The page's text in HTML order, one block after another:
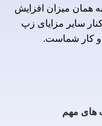
همان میزان افزایش
سایر مزایای زپ
کار شماست.
های مهم